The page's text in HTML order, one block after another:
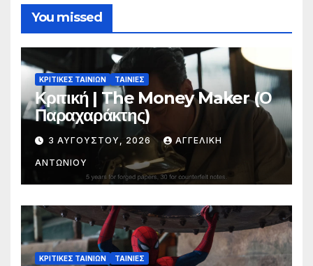
You missed
ΚΡΙΤΙΚΕΣ ΤΑΙΝΙΩΝ ΤΑΙΝΙΕΣ
Κριτική | The Money Maker (Ο
Παραχαράκτης)
3 ΑΥΓΟΎΣΤΟΥ, 2026 ΑΓΓΕΛΙΚΉ
ΑΝΤΩΝΊΟΥ
ΚΡΙΤΙΚΕΣ ΤΑΙΝΙΩΝ ΤΑΙΝΙΕΣ